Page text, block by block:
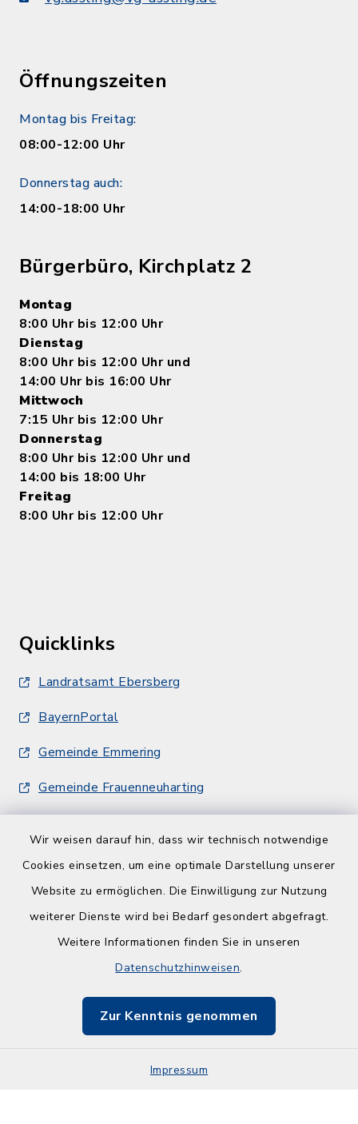
Wir weisen darauf hin, dass wir technisch notwendige
Cookies einsetzen, um eine optimale Darstellung unserer
Website zu ermöglichen. Die Einwilligung zur Nutzung
weiterer Dienste wird bei Bedarf gesondert abgefragt.
Weitere Informationen finden Sie in unseren
Datenschutzhinweisen.
Zur Kenntnis genommen
Impressum
Öffnungszeiten
Montag bis Freitag:
08:00-12:00 Uhr
Donnerstag auch:
14:00-18:00 Uhr
Bürgerbüro, Kirchplatz 2
Montag
8:00 Uhr bis 12:00 Uhr
Dienstag
8:00 Uhr bis 12:00 Uhr und
14:00 Uhr bis 16:00 Uhr
Mittwoch
7:15 Uhr bis 12:00 Uhr
Donnerstag
8:00 Uhr bis 12:00 Uhr und
14:00 bis 18:00 Uhr
Freitag
8:00 Uhr bis 12:00 Uhr
Quicklinks
Landratsamt Ebersberg
BayernPortal
Gemeinde Emmering
Gemeinde Frauenneuharting
Barrierefreiheit
Impressum
Sitemap